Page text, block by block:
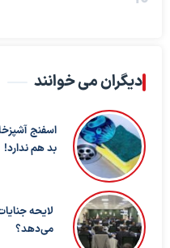
دیگران می خوانند
اسفنج
بد هم ندارد!
لایحه
می‌دهد؟